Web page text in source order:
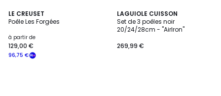
LE CREUSET
Poêle Les Forgées
à partir de
96,75 €
129,00 €
LAGUIOLE CUISSON
Set de 3 poêles noir
20/24/28cm - "AirIron"
269,99 €